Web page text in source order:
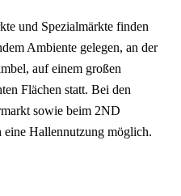
und Spezialmärkte finden
Ambiente gelegen, an der
auf einem großen
Flächen statt. Bei den
sowie beim 2ND
Hallennutzung möglich.